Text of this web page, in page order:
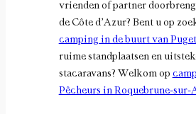
vrienden of partner
de Côte d’Azur? Bent u op
camping in de buurt van
ruime standplaatsen en
stacaravans? Welkom op
Pêcheurs in Roquebrune-sur-